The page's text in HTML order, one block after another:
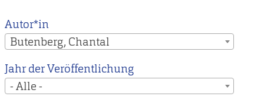
to
our
main
Autor*in
Butenberg, Chantal
Jahr der Veröffentlichung
- Alle -